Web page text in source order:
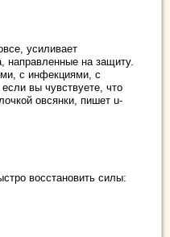
усиливает
направленные на защиту.
с инфекциями, с
вы чувствуете, что
овсянки, пишет u-
восстановить силы: